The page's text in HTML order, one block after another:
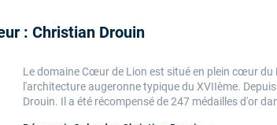
: Christian Drouin
Le domaine Cœur de Lion est situé en plein cœur
l'architecture augeronne typique du XVIIème.
Drouin. Il a été récompensé de 247 médailles d'or